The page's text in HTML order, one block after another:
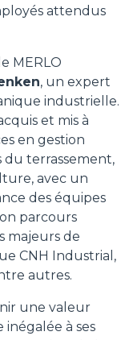
attendus
MERLO
, un expert
industrielle.
et mis à
en gestion
du terrassement,
avec un
des équipes
parcours
majeurs de
CNH Industrial,
autres.
une valeur
à ses